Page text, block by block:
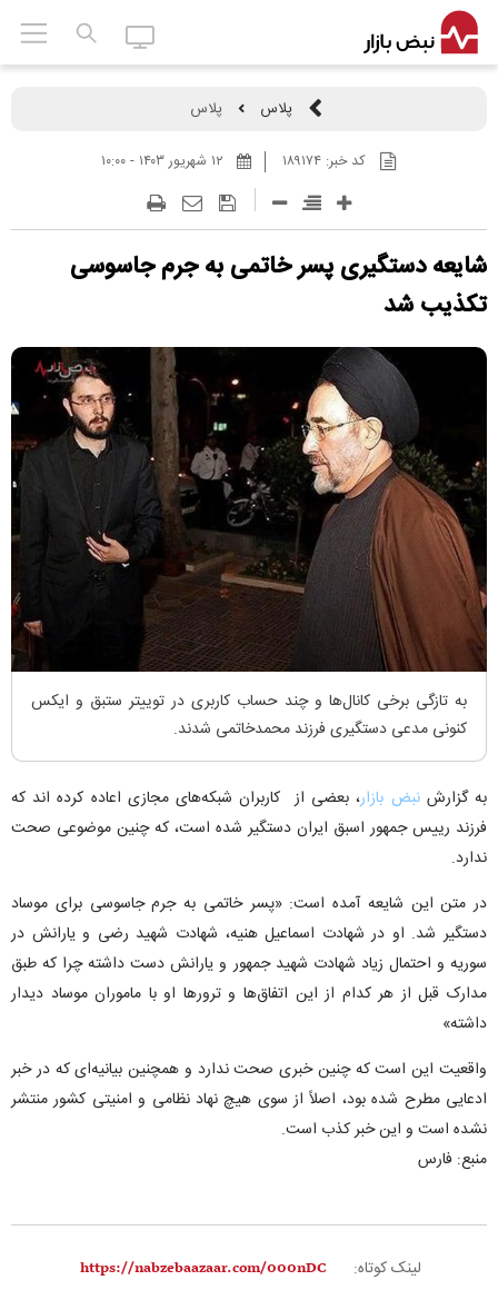
پلاس پلاس
کد خبر: ۱۸۹۱۷۴
شایعه دستگیری پسر خاتمی به جرم جاسوسی
تکذیب شد
به تازگی برخی کانال‌ها و چند حساب کاربری در توییتر ستبق و ایکس
کنونی مدعی دستگیری فرزند محمدخاتمی شدند.
به گزارش نبض بازار، بعضی از کاربران شبکه‌های مجازی اعاده کرده اند که
فرزند رییس جمهور اسبق ایران دستگیر شده است، که چنین موضوعی صحت
ندارد.
در متن این شایعه آمده است: «پسر خاتمی به جرم جاسوسی برای موساد
دستگیر شد. او در شهادت اسماعیل هنیه، شهادت شهید رضی و یارانش در
سوریه و احتمال زیاد شهادت شهید جمهور و یارانش دست داشته چرا که طبق
مدارک قبل از هر کدام از این اتفاق‌ها و ترور‌ها او با ماموران موساد دیدار
داشته»
واقعیت این است که چنین خبری صحت ندارد و همچنین بیانیه‌ای که در خبر
ادعایی مطرح شده بود، اصلاً از سوی هیچ نهاد نظامی و امنیتی کشور منتشر
نشده است و این خبر کذب است.
منبع: فارس
لینک کوتاه: